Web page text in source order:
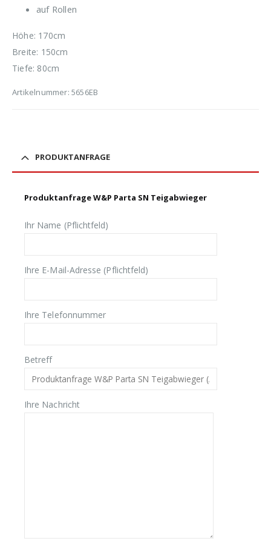
auf Rollen
Höhe: 170cm
Breite: 150cm
Tiefe: 80cm
Artikelnummer: 5656EB
PRODUKTANFRAGE
Produktanfrage W&P Parta SN Teigabwieger
Ihr Name (Pflichtfeld)
Ihre E-Mail-Adresse (Pflichtfeld)
Ihre Telefonnummer
Betreff
Ihre Nachricht